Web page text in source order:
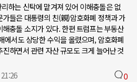
하는 신탁에 맡겨져 있어 이해충돌은 없
들은 대통령의 친(親)암호화폐 정책과 가
충돌 소지가 있다. 한편 트럼프는 부동산
에서도 상당한 수익을 올렸으며, 암호화폐
하면서 관련 자산 규모도 크게 늘어난 것
0